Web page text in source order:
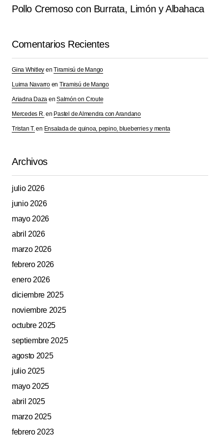
Pollo Cremoso con Burrata, Limón y Albahaca
Comentarios Recientes
Gina Whitley enTiramisú de Mango
Luima Navarroen Tiramisú de Mango
Ariadna Daza enSalmón on Croute
Mercedes R.en Pastel de Almendra con Arandano
Tristan T.en Ensalada de quinoa, pepino, blueberries y menta
Archivos
julio 2026
junio 2026
mayo 2026
abril 2026
marzo 2026
febrero 2026
enero 2026
diciembre 2025
noviembre 2025
octubre 2025
septiembre 2025
agosto 2025
julio 2025
mayo 2025
abril 2025
marzo 2025
febrero 2023